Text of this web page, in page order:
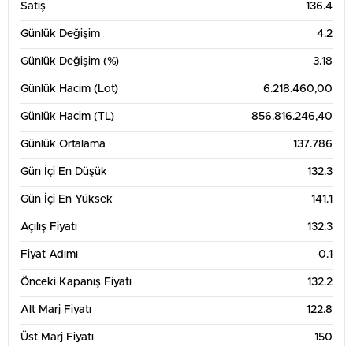
Satış 136.4
Günlük Değişim 4.2
Günlük Değişim (%) 3.18
Günlük Hacim (Lot) 6.218.460,00
Günlük Hacim (TL) 856.816.246,40
Günlük Ortalama 137.786
Gün İçi En Düşük 132.3
Gün İçi En Yüksek 141.1
Açılış Fiyatı 132.3
Fiyat Adımı 0.1
Önceki Kapanış Fiyatı 132.2
Alt Marj Fiyatı 122.8
Üst Marj Fiyatı 150